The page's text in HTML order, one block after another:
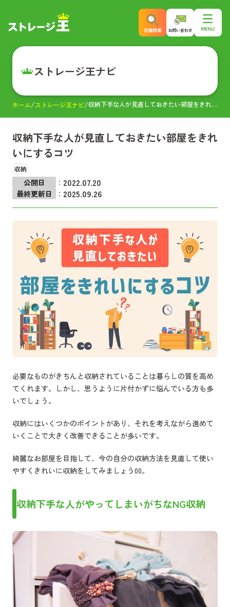
ストレージ王ナビ
ホーム ストレージ王ナビ 収納下手な人が見直しておきたい部屋をきれいにするコツ
収納下手な人が見直しておきたい部屋をきれ
いにするコツ
収納
公開日 ： 2022.07.20
最終更新日 ： 2025.09.26
必要なものがきちんと収納されていることは暮らしの質を高め
てくれます。しかし、思うように片付かずに悩んでいる方も多
いでしょう。
収納にはいくつかのポイントがあり、それを考えながら進めて
いくことで大きく改善できることが多いです。
綺麗なお部屋を目指して、今の自分の収納方法を見直して使い
やすくきれいに収納をしてみましょう00。
収納下手な人がやってしまいがちなNG収納